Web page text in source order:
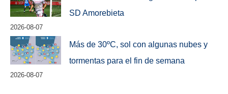
SD Amorebieta
2026-08-07
Más de 30ºC, sol con algunas nubes y
tormentas para el fin de semana
2026-08-07